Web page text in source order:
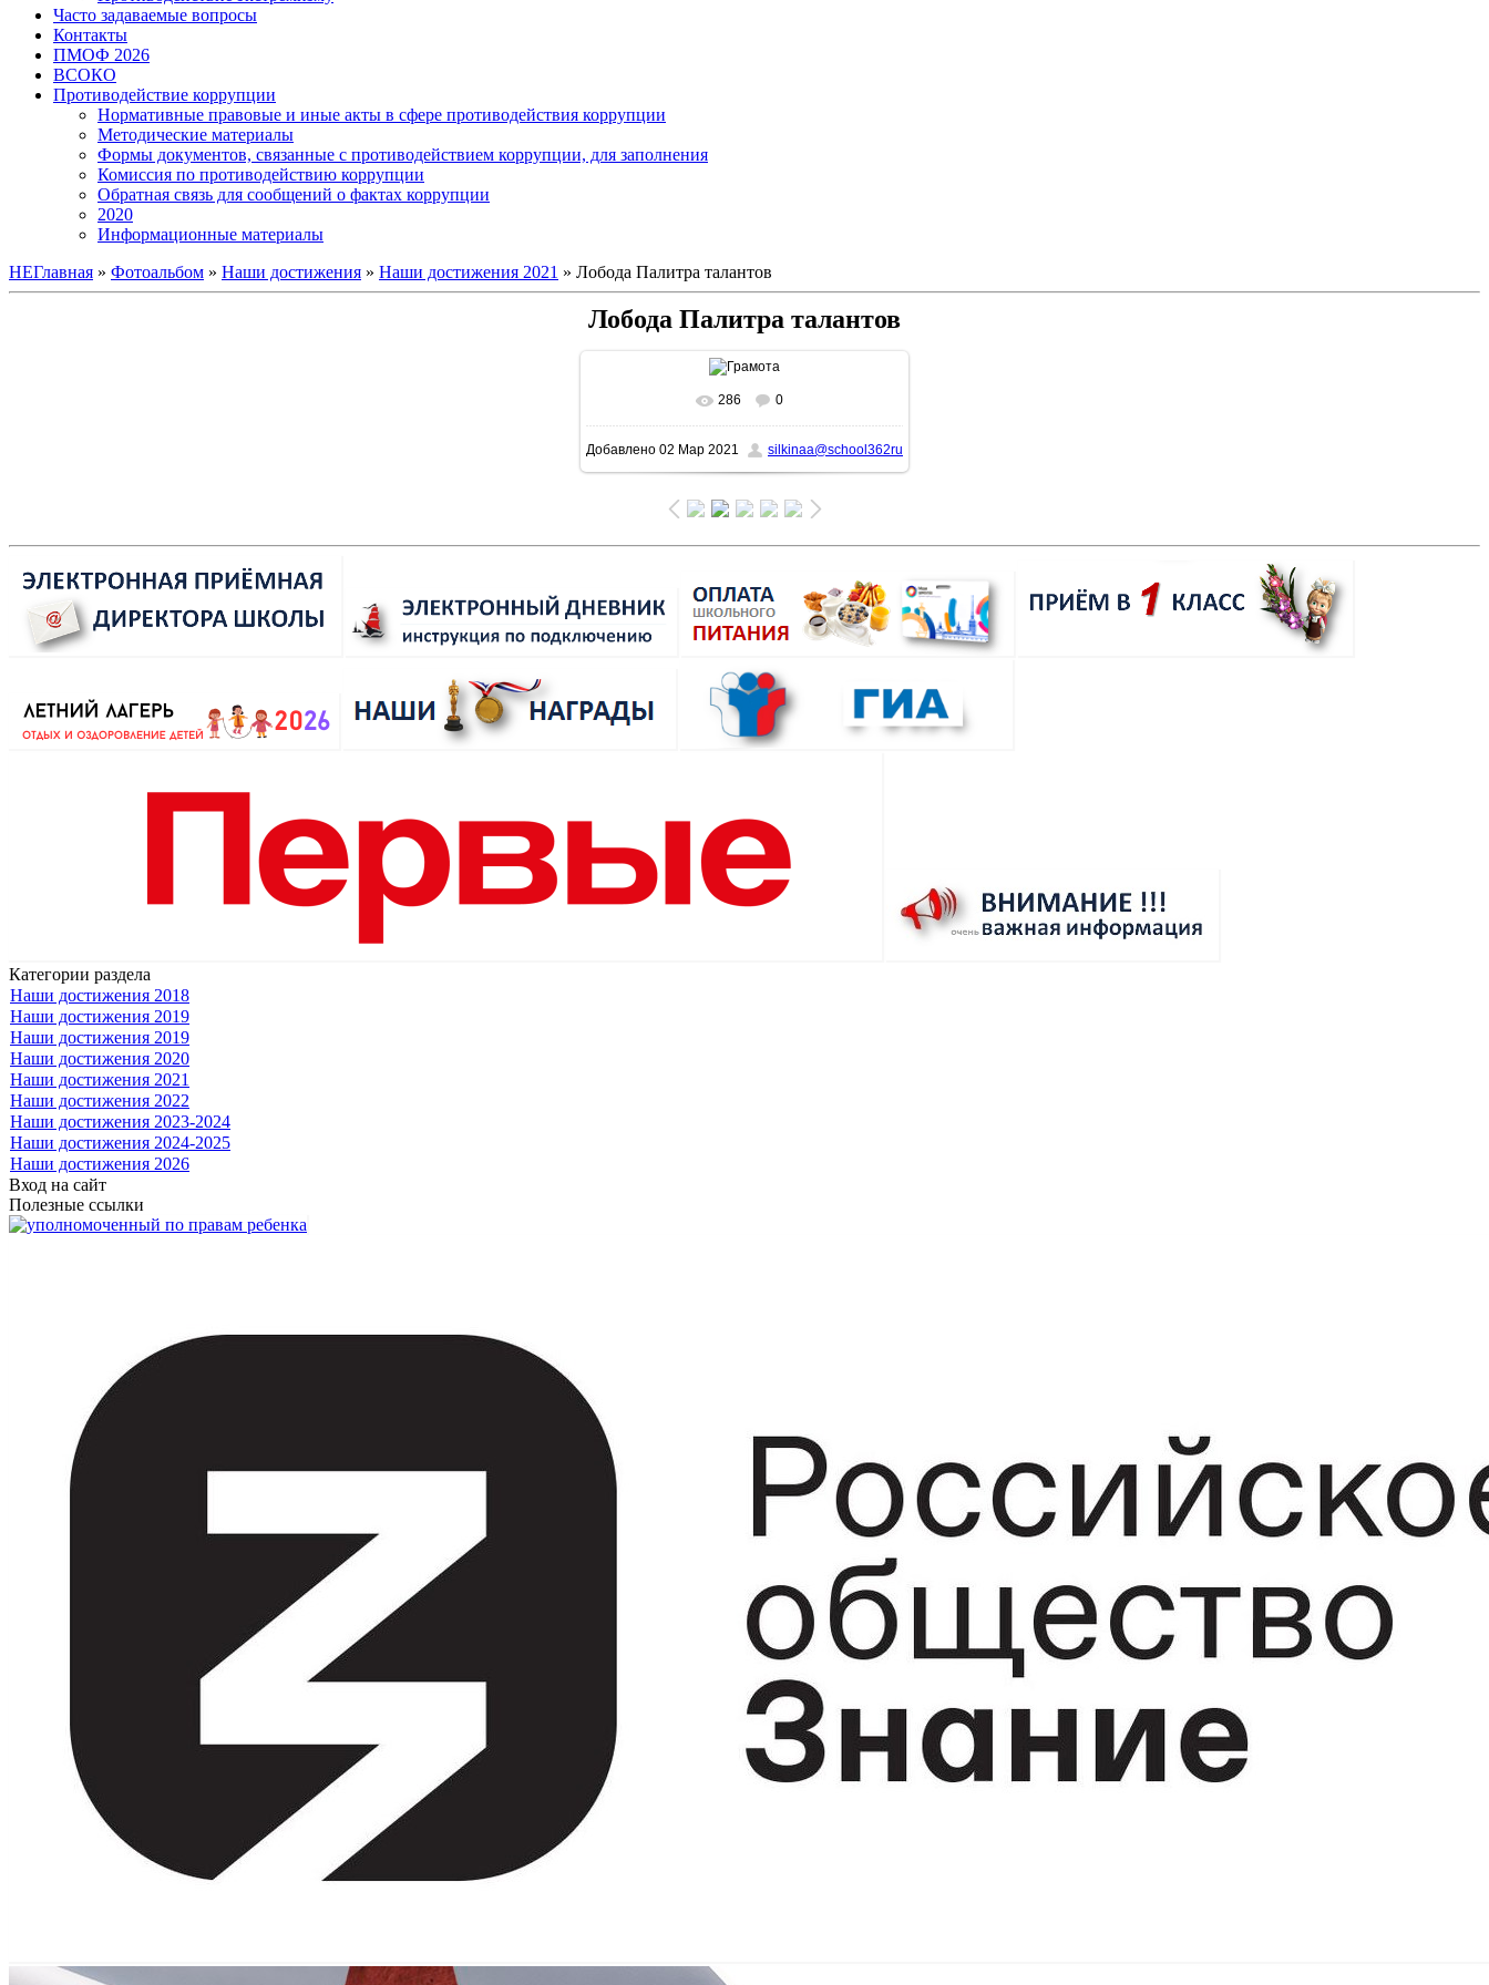
Часто задаваемые вопросы
Контакты
ПМОФ 2026
ВСОКО
Противодействие коррупции
Нормативные правовые и иные акты в сфере противодействия коррупции
Методические материалы
Формы документов, связанные с противодействием коррупции, для заполнения
Комиссия по противодействию коррупции
Обратная связь для сообщений о фактах коррупции
2020
Информационные материалы
НЕГлавная » Фотоальбом » Наши достижения » Наши достижения 2021 » Лобода Палитра талантов
Лобода Палитра талантов
В реальном размере 1131x1600
286 0
Добавлено 02 Мар 2021 silkinaa@school362ru
Категории раздела
Наши достижения 2018
Наши достижения 2019
Наши достижения 2019
Наши достижения 2020
Наши достижения 2021
Наши достижения 2022
Наши достижения 2023-2024
Наши достижения 2024-2025
Наши достижения 2026
Вход на сайт
Полезные ссылки